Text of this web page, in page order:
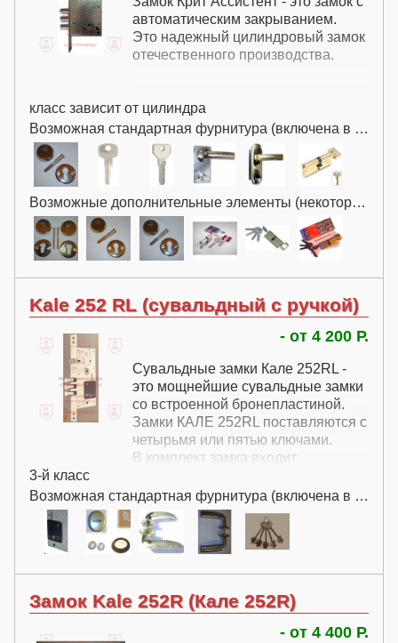
автоматическим закрыванием.
Это надежный цилиндровый замок
отечественного производства.
класс зависит от цилиндра
Возможная стандартная фурнитура (включена в цену):
Возможные дополнительные элементы (некоторые за дополнительную плату):
Kale 252 RL (сувальдный с ручкой)
- от 4 200 Р.
Сувальдные замки Кале 252RL -
это мощнейшие сувальдные замки
со встроенной бронепластиной.
Замки КАЛЕ 252RL поставляются с
четырьмя или пятью ключами.
В комплект замка входит
декоративная сувальдная
накладка.
3-й класс
Возможная стандартная фурнитура (включена в цену):
Замок Kale 252R (Кале 252R)
- от 4 400 Р.